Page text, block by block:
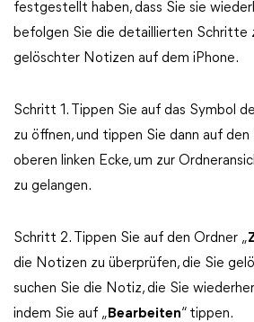
festgestellt haben, dass Sie sie
befolgen Sie die detaillierten Schritte
gelöschter Notizen auf dem iPhone.
Schritt 1. Tippen Sie auf das Symbol
zu öffnen, und tippen Sie dann auf den
oberen linken Ecke, um zur
zu gelangen.
Schritt 2. Tippen Sie auf den Ordner „
die Notizen zu überprüfen, die Sie
suchen Sie die Notiz, die Sie
indem Sie auf „ Bearbeiten“ tippen.